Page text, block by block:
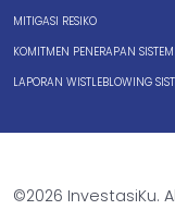
MITIGASI RESIKO
KOMITMEN PENERAPAN
LAPORAN WISTLEBLOWING
©2026 InvestasiKu.